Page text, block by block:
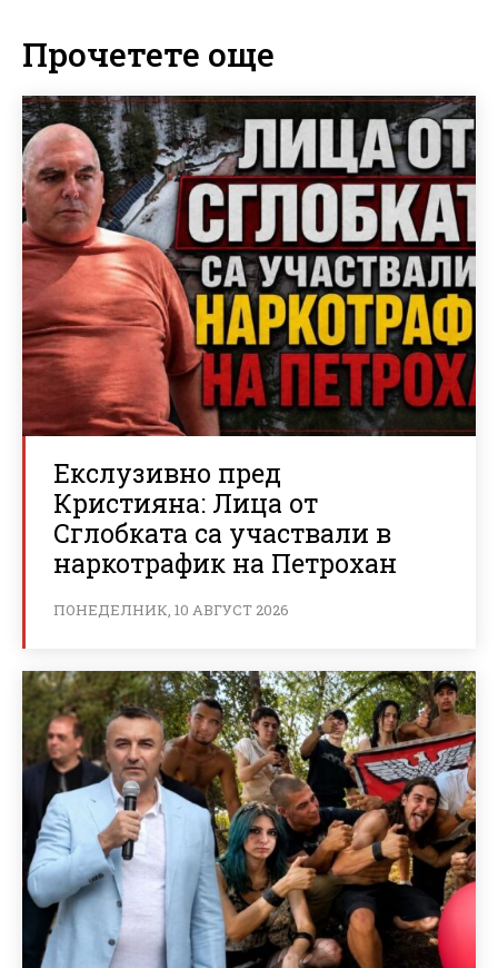
Прочетете още
Екслузивно пред
Кристияна: Лица от
Сглобката са участвали в
наркотрафик на Петрохан
ПОНЕДЕЛНИК, 10 АВГУСТ 2026